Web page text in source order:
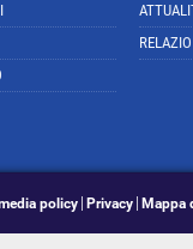
policy Privacy Mappa